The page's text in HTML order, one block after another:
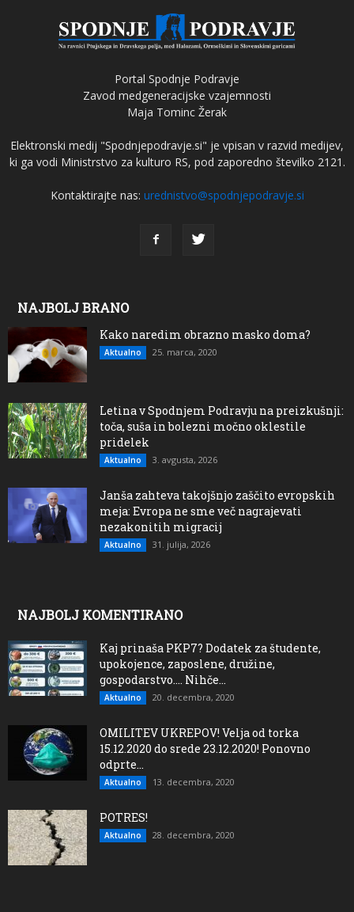
Portal Spodnje Podravje
Zavod medgeneracijske vzajemnosti
Maja Tominc Žerak
Elektronski medij "Spodnjepodravje.si" je vpisan v razvid medijev,
ki ga vodi Ministrstvo za kulturo RS, pod zaporedno številko 2121.
Kontaktirajte nas: urednistvo@spodnjepodravje.si
NAJBOLJ BRANO
Kako naredim obrazno masko doma?
Aktualno 25. marca, 2020
Letina v Spodnjem Podravju na preizkušnji:
toča, suša in bolezni močno oklestile
pridelek
Aktualno 3. avgusta, 2026
Janša zahteva takojšnjo zaščito evropskih
meja: Evropa ne sme več nagrajevati
nezakonitih migracij
Aktualno 31. julija, 2026
NAJBOLJ KOMENTIRANO
Kaj prinaša PKP7? Dodatek za študente,
upokojence, zaposlene, družine,
gospodarstvo…. Nihče...
Aktualno 20. decembra, 2020
OMILITEV UKREPOV! Velja od torka
15.12.2020 do srede 23.12.2020! Ponovno
odprte...
Aktualno 13. decembra, 2020
POTRES!
Aktualno 28. decembra, 2020